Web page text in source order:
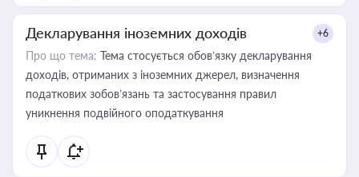
Декларування іноземних доходів +6
Про що тема: Тема стосується обов’язку декларування
доходів, отриманих з іноземних джерел, визначення
податкових зобов’язань та застосування правил
уникнення подвійного оподаткування